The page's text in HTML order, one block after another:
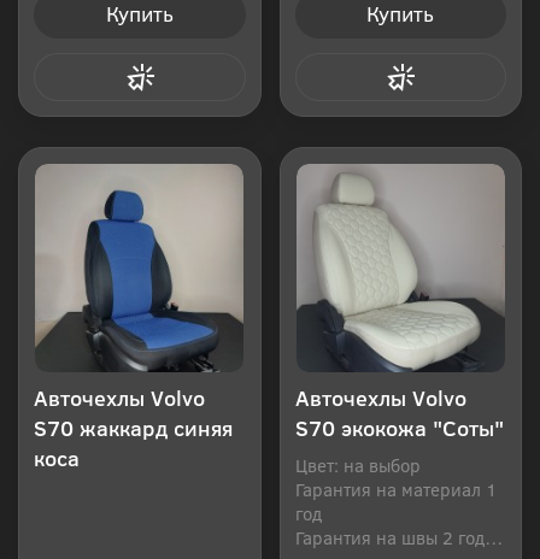
Купить Купить
Авточехлы Volvo
S70 жаккард синяя
коса
Авточехлы Volvo
S70 экокожа "Соты"
Цвет: на выбор
Гарантия на материал 1
год
Гарантия на швы 2 года